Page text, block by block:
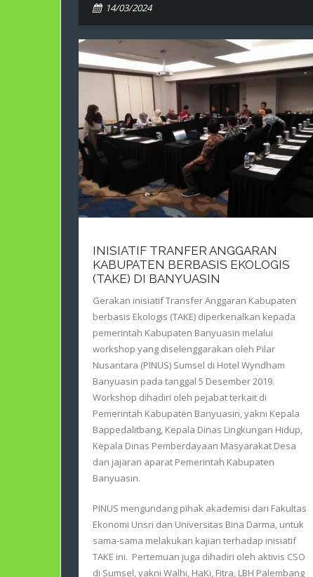
14/03/2024
INISIATIF TRANFER ANGGARAN
KABUPATEN BERBASIS EKOLOGIS
(TAKE) DI BANYUASIN
Gerakan inisiatif Transfer Anggaran Kabupaten
berbasis Ekologis (TAKE) diperkenalkan kepada
pemerintah Kabupaten Banyuasin melalui
workshop yang diselenggarakan oleh Pilar
Nusantara (PINUS) Sumsel di Hotel Wyndham
Banyuasin pada tanggal 5 Desember 2019.
Workshop dihadiri oleh pejabat terkait di
Pemerintah Kabupaten Banyuasin, yakni Kepala
Bappedalitbang, Kepala Dinas Lingkungan Hidup,
Kepala Dinas Pemberdayaan Masyarakat Desa
dan jajaran aparat Pemerintah Kabupaten
Banyuasin.
PINUS mengundang pihak akademisi dari Fakultas
Ekonomi Unsri dan Universitas Bina Darma, untuk
sama-sama melakukan kajian terhadap inisiatif
TAKE ini. Pertemuan juga dihadiri oleh aktivis CSO
di Sumsel, yakni Walhi, HaKi, Fitra, LBH Palembang